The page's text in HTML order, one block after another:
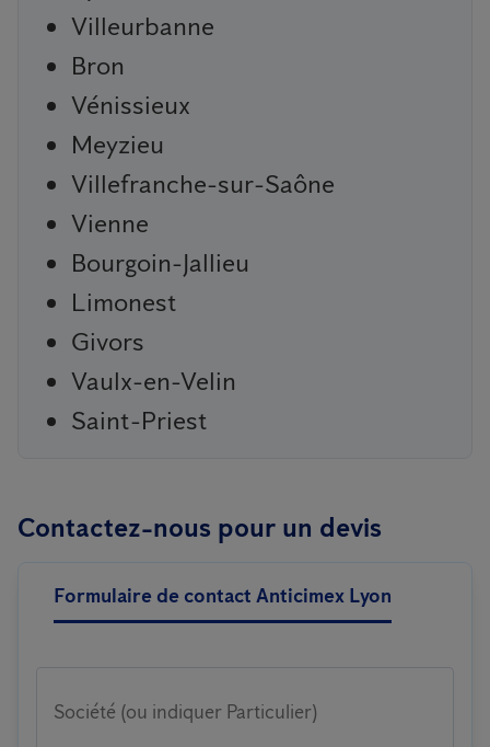
Villeurbanne
Bron
Vénissieux
Meyzieu
Villefranche-sur-Saône
Vienne
Bourgoin-Jallieu
Limonest
Givors
Vaulx-en-Velin
Saint-Priest
Contactez-nous pour un devis
Formulaire de contact Anticimex Lyon
Société (ou indiquer Particulier)